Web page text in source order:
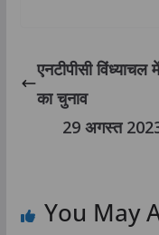
एनटीपीसी
का चुनाव
29 अगस्त
You May